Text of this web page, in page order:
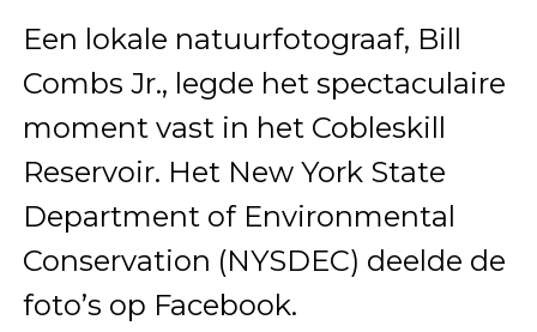
Een lokale natuurfotograaf, Bill
Combs Jr., legde het spectaculaire
moment vast in het Cobleskill
Reservoir. Het New York State
Department of Environmental
Conservation (NYSDEC) deelde de
foto’s op Facebook.